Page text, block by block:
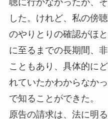
聴に行かなかったが、
した。けれど、私の傍
のやりとりの確認がほ
に至るまでの長期間、
こともあり、具体的に
れていたかわからなか
で知ることができた。
原告の請求は、法に明